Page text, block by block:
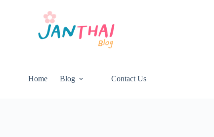
Home Blog Contact Us